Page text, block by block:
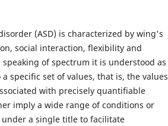
(ASD) is characterized by wing's
social interaction, flexibility and
of spectrum it is understood as
specific set of values, that is, the values
with precisely quantifiable
imply a wide range of conditions or
a single title to facilitate